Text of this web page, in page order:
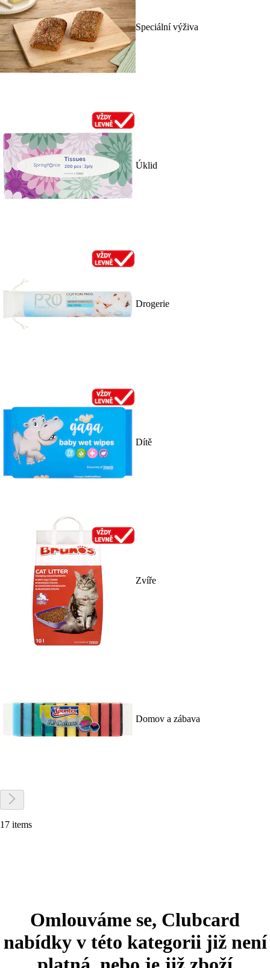
Speciální výživa
Úklid
Drogerie
Dítě
Zvíře
Domov a zábava
17 items
Omlouváme se, Clubcard
nabídky v této kategorii již není